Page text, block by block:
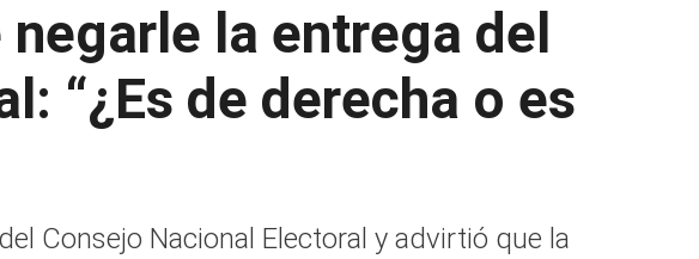
la entrega del
“¿Es de derecha o es
Consejo Nacional Electoral y advirtió que la